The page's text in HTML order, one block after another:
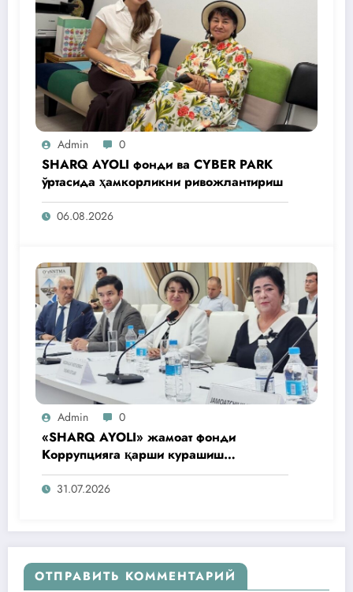
Admin 0
SHARQ AYOLI фонди ва CYBER PARK
ўртасида ҳамкорликни ривожлантириш
06.08.2026
Admin 0
«SHARQ AYOLI» жамоат фонди
Коррупцияга қарши курашиш
агентлигидаги жамоат эшитувида
ташаббусларини тақдим этди
31.07.2026
ОТПРАВИТЬ КОММЕНТАРИЙ